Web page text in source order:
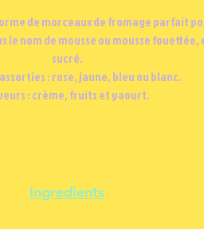
de morceaux de fromage parfait
le nom de mousse ou mousse
sucré.
: rose, jaune, bleu ou blanc.
: crème, fruits et yaourt.
Ingredients